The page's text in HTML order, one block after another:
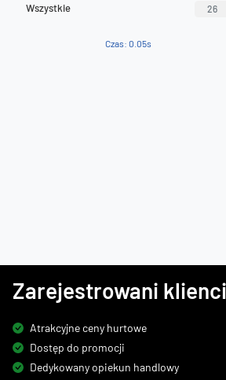
Wszystkie 26
Czas: 0.05s
Zarejestrowani
Atrakcyjne ceny hurtowe
Dostęp do promocji
Dedykowany opiekun handlowy